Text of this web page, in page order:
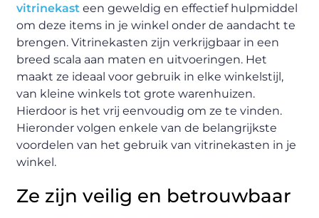
vitrinekast een geweldig en effectief hulpmiddel
om deze items in je winkel onder de aandacht te
brengen. Vitrinekasten zijn verkrijgbaar in een
breed scala aan maten en uitvoeringen. Het
maakt ze ideaal voor gebruik in elke winkelstijl,
van kleine winkels tot grote warenhuizen.
Hierdoor is het vrij eenvoudig om ze te vinden.
Hieronder volgen enkele van de belangrijkste
voordelen van het gebruik van vitrinekasten in je
winkel.
Ze zijn veilig en betrouwbaar